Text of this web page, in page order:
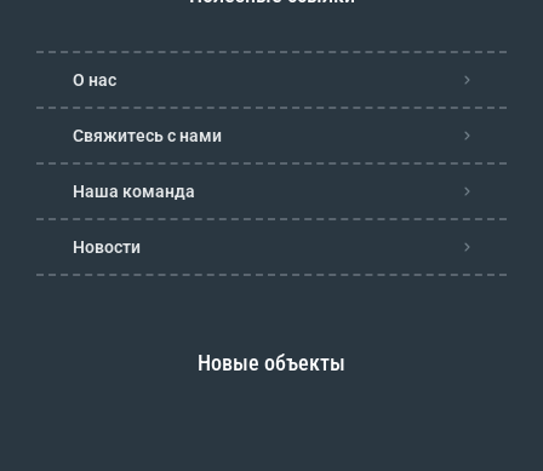
О нас
Свяжитесь с нами
Наша команда
Новости
Новые объекты